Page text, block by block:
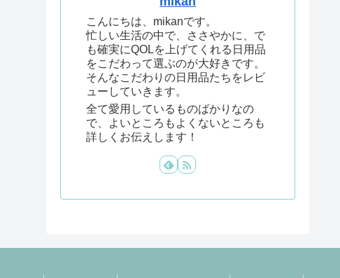
こんにちは、mikanです。
忙しい生活の中で、ささやかに、で
も確実にQOLを上げてくれる日用品
をこだわって選ぶのが大好きです。
そんなこだわりの日用品たちをレビ
ューしていきます。
全て愛用しているものばかりなの
で、よいところもよくないところも
詳しくお伝えします！